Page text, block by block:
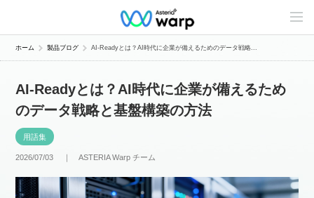
C
n
e
ホーム 製品ブログ AI-Readyとは？AI時代に企業が備えるためのデータ戦略...
AI-Readyとは？AI時代に企業が備えるため
のデータ戦略と基盤構築の方法
用語集
2026/07/03 ｜ASTERIA Warp チーム